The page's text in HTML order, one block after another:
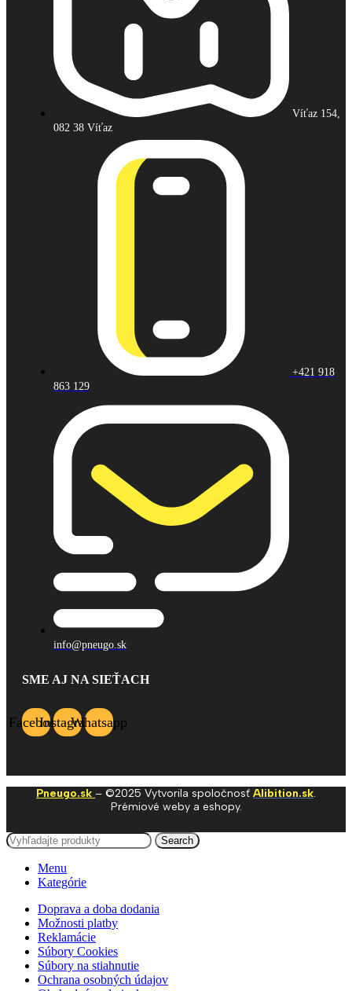
Víťaz 154,
082 38 Víťaz
+421 918
863 129
info@pneugo.sk
SME AJ NA SIEŤACH
FacebookInstagramWhatsapp
Pneugo.sk – ©2025 Vytvorila spoločnosť Alibition.sk.
Prémiové weby a eshopy.
Search
Menu
Kategórie
Doprava a doba dodania
Možnosti platby
Reklamácie
Súbory Cookies
Súbory na stiahnutie
Ochrana osobných údajov